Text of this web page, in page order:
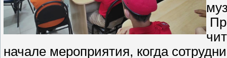
начале мероприятия, когда